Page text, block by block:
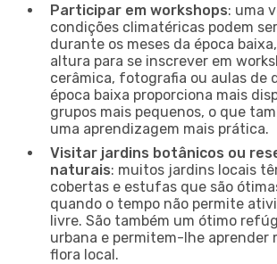
Participar em workshops: uma
condições climatéricas podem
durante os meses da época
altura para se inscrever em
cerâmica, fotografia ou aulas de
época baixa proporciona mais
grupos mais pequenos, o que
uma aprendizagem mais prática.
Visitar jardins botânicos ou
naturais: muitos jardins locais
cobertas e estufas que são
quando o tempo não permite
livre. São também um ótimo
urbana e permitem-lhe aprender
flora local.